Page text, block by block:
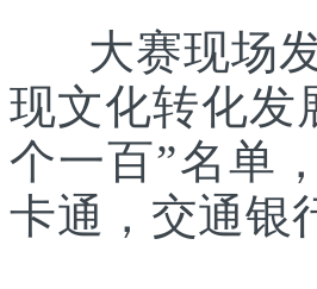
大赛现场发
现文化转化发
个一百”名单
卡通，交通银